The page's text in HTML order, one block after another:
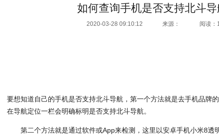
如何查询手机是否支持北斗
2020-03-28 09:10:12 来源： 阅读：
要想知道自己的手机是否支持北斗导航，第一个方法就是去手机品牌
在导航定位一栏会明确标明是否支持北斗导航。
第二个方法就是通过软件或App来检测，这里以安卓手机小米8透